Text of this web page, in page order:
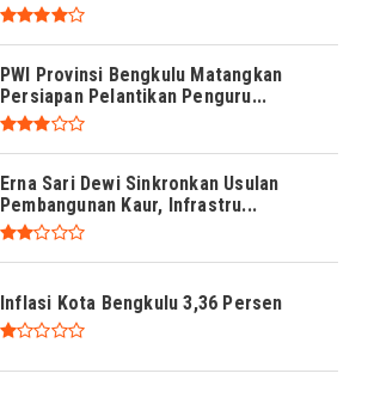
PWI Provinsi Bengkulu Matangkan
Persiapan Pelantikan Penguru...
Erna Sari Dewi Sinkronkan Usulan
Pembangunan Kaur, Infrastru...
Inflasi Kota Bengkulu 3,36 Persen